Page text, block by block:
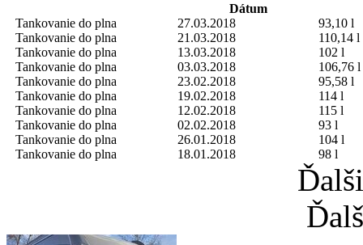
Dátum
Tankovanie do plna
27.03.2018
93,10 l
Tankovanie do plna
21.03.2018
110,14 l
Tankovanie do plna
13.03.2018
102 l
Tankovanie do plna
03.03.2018
106,76 l
Tankovanie do plna
23.02.2018
95,58 l
Tankovanie do plna
19.02.2018
114 l
Tankovanie do plna
12.02.2018
115 l
Tankovanie do plna
02.02.2018
93 l
Tankovanie do plna
26.01.2018
104 l
Tankovanie do plna
18.01.2018 98 l